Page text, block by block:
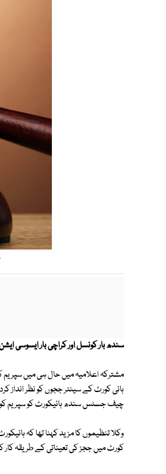
سندھ بار کونسل اور کراچی بار ایسوسی
مشترکہ اعلامیہ میں حال ہی میں سپریم
ہائی کورٹ کے سینئر ججوں کو نظر انداز
چیف جسٹس سندھ ہائیکورٹ کو سپریم
وکلا تنظیموں کا مزید کہنا تھا کہ
کورٹ میں ججز کی تعیناتی کے طریقہ کار